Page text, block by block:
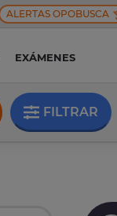
ALERTAS OPOBUSCA
EXÁMENES
FILTRAR